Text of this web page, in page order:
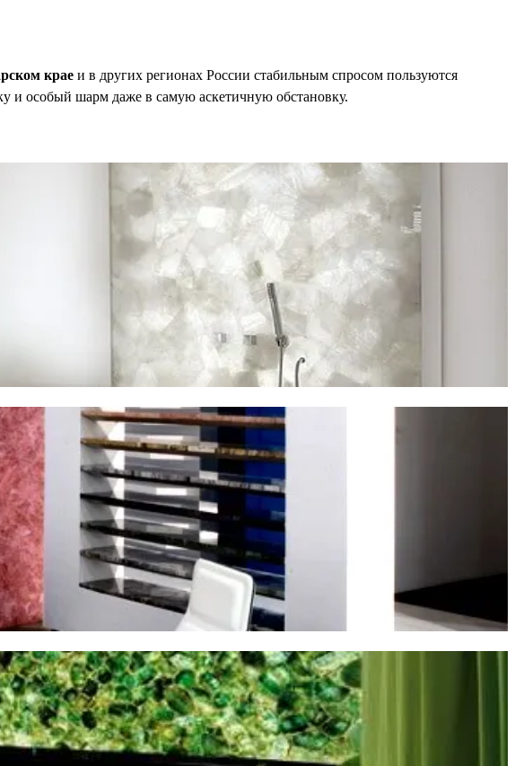
крае и в других регионах России стабильным спросом пользуются
и особый шарм даже в самую аскетичную обстановку.